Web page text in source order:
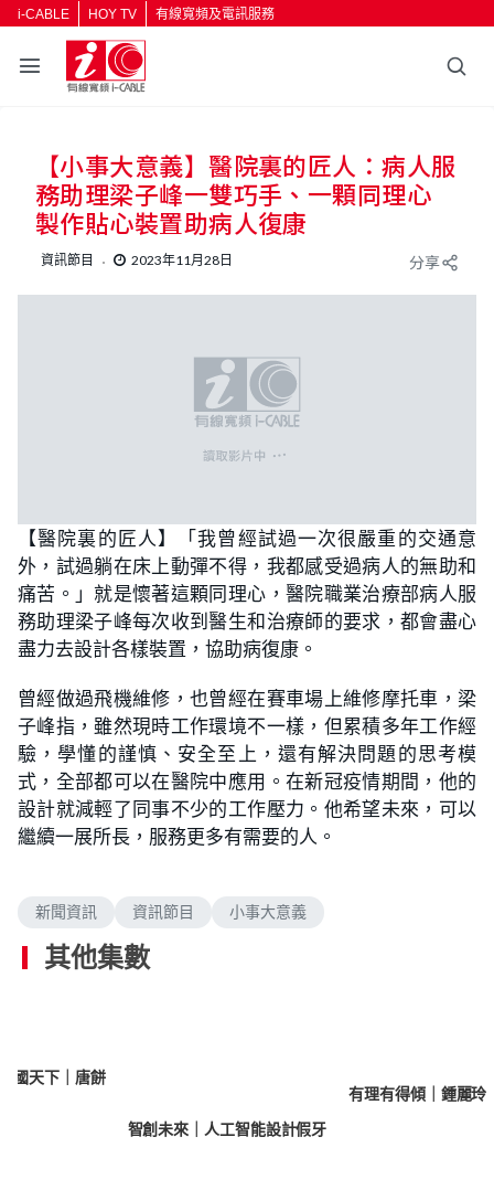
i-CABLE HOY TV 有線寬頻及電訊服務
返回
按輸入鍵開始搜尋
【小事大意義】醫院裏的匠人：病人服
務助理梁子峰一雙巧手、一顆同理心
製作貼心裝置助病人復康
資訊節目 2023年11月28日 分享
【醫院裏的匠人】「我曾經試過一次很嚴重的交通意
外，試過躺在床上動彈不得，我都感受過病人的無助和
痛苦。」就是懷著這顆同理心，醫院職業治療部病人服
務助理梁子峰每次收到醫生和治療師的要求，都會盡心
盡力去設計各樣裝置，協助病復康。
曾經做過飛機維修，也曾經在賽車場上維修摩托車，梁
子峰指，雖然現時工作環境不一樣，但累積多年工作經
驗，學懂的謹慎、安全至上，還有解決問題的思考模
式，全部都可以在醫院中應用。在新冠疫情期間，他的
設計就減輕了同事不少的工作壓力。他希望未來，可以
繼續一展所長，服務更多有需要的人。
新聞資訊 資訊節目 小事大意義
其他集數
國天下｜唐餅
智創未來｜人工智能設計假牙
有理有得傾｜鍾麗玲